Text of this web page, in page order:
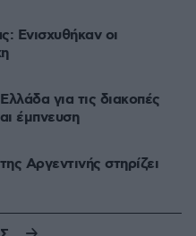
Ενισχυθήκαν οι
για τις διακοπές
έμπνευση
Αργεντινής στηρίζει